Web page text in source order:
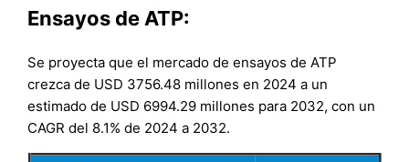
Ensayos de ATP:
Se proyecta que el mercado de ensayos de ATP
crezca de USD 3756.48 millones en 2024 a un
estimado de USD 6994.29 millones para 2032, con un
CAGR del 8.1% de 2024 a 2032.